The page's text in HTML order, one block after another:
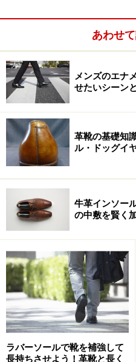
合わせをやってのけてしま
その「組み合わせ」とは一
で！
※記事内容は執筆時点のもので
い。
あわせ
メンズのエナ
せたいシーン
革靴の基礎知
ル・ドッグイ
牛革インソー
の中敷を賢く
ラバーソールで靴を補強して
長持ちさせよう！革靴と長く